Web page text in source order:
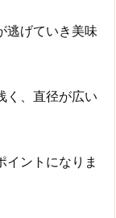
逃げていき美味
く、直径が広い
イントになりま